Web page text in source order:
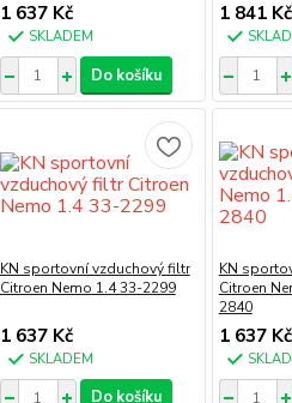
1 637 Kč
SKLADEM
Do košíku
1 841 Kč
KN sportovní vzduchový filtr
Citroen Nemo 1.4 33-2299
1 637 Kč
SKLADEM
Do košíku
KN
Citroen
2840
1 637 Kč